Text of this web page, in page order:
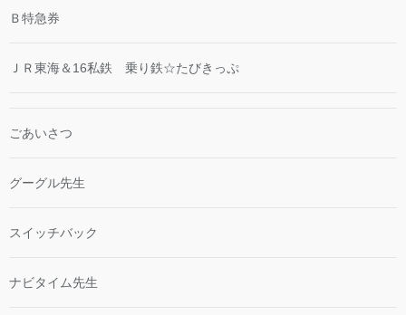
Ｂ特急券
ＪＲ東海＆16私鉄 乗り鉄☆たびきっぷ
ごあいさつ
グーグル先生
スイッチバック
ナビタイム先生